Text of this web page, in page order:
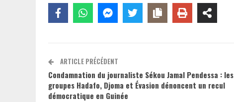
ARTICLE PRÉCÉDENT
Condamnation du journaliste Sékou Jamal Pendessa : les
groupes Hadafo, Djoma et Évasion dénoncent un recul
démocratique en Guinée